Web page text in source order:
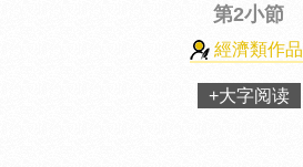
第2小節
經濟類作品
+大字阅读